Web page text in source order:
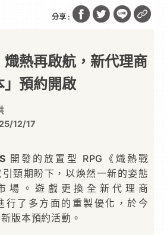
分享 :
熾熱再啟航，新代理商
」預約開啟
12/17
開發的放置型 RPG《熾熱戰
頸期盼下，以煥然一新的姿態
場。遊戲更換全新代理商
行了多方面的重製優化，於今
版本預約活動。